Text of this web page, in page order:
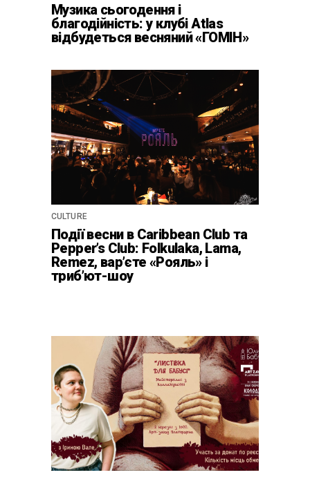
Музика сьогодення і
благодійність: у клубі Atlas
відбудеться весняний «ГОМІН»
CULTURE
Події весни в Caribbean Club та
Pepper’s Club: Folkulaka, Lama,
Remez, вар’єте «Рояль» і
триб’ют-шоу